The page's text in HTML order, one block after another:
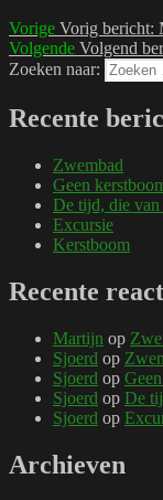
Vorige Vorig bericht:
Volgende Volgend
Zoeken naar:
Recente
Zwembad
Geen
De tijd, die
Excursie
Kerstboom
Recente
Martijn op
Sjoerd op
Sjoerd op
Sjoerd op De
Sjoerd op
Archieven